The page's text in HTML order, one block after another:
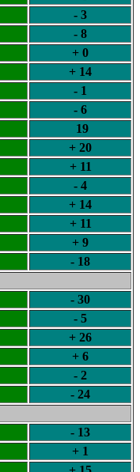
- 3
- 8
+ 0
+ 14
- 1
- 6
19
+ 20
+ 11
- 4
+ 14
+ 11
+ 9
- 18
- 30
- 5
+ 26
+ 6
- 2
- 24
- 13
+ 1